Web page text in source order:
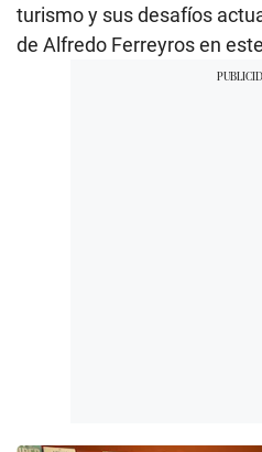
turismo y sus desafíos
de Alfredo Ferreyros en